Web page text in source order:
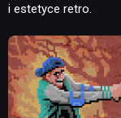
i estetyce retro.